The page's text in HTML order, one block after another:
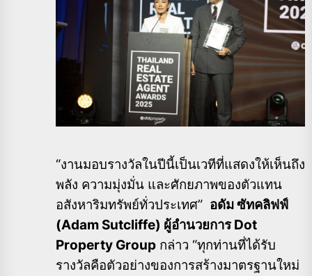
“งานมอบรางวัลในปีนี้เป็นเวทีที่แสดงให้เห็นถึง
พลัง ความมุ่งมั่น และศักยภาพของตัวแทน
อสังหาริมทรัพย์ทั่วประเทศ” อดัม ซัทคลิฟฟ์
(Adam Sutcliffe) ผู้อำนวยการ Dot
Property Group กล่าว “ทุกท่านที่ได้รับ
รางวัลคือตัวอย่างของการสร้างมาตรฐานใหม่